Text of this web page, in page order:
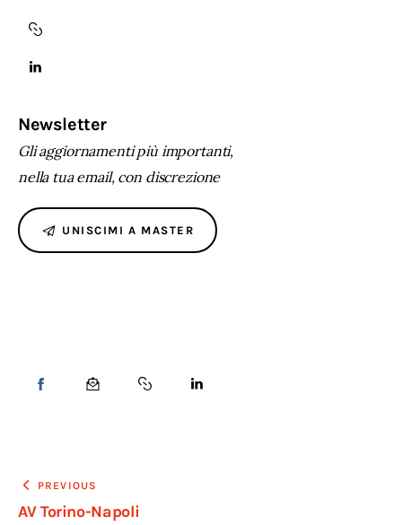
Argomenti
Agenzia e media
Contatti
Newsletter
Gli aggiornamenti più importanti,
nella tua email, con discrezione
UNISCIMI A MASTER
PREVIOUS
AV Torino-Napoli